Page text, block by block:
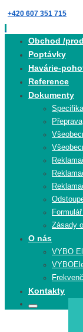
Skip
to
content
+420 607 351 715
Obchod /
Poptávky
Havárie-
Reference
Dokumenty
Přeprava
Zásady
O nás
VYBO
Kontakty
Search
Search